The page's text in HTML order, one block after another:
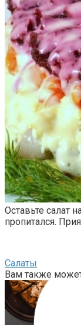
Оставьте салат
пропитался.
Салаты
Вам также